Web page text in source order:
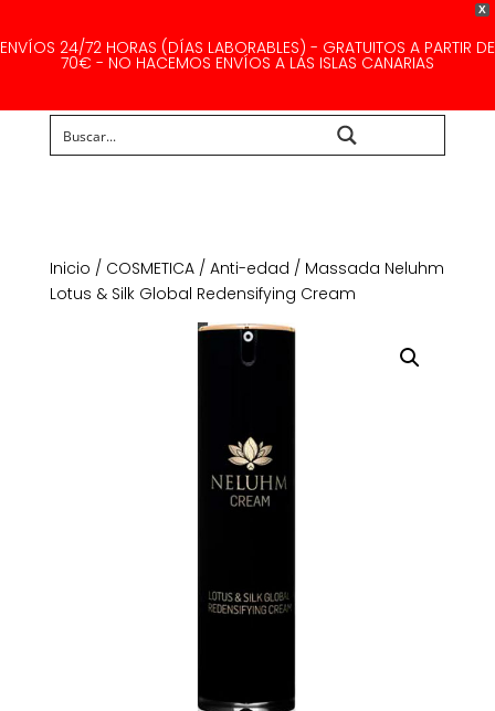
X
ENVÍOS 24/72 HORAS (DÍAS LABORABLES) - GRATUITOS A PARTIR DE
70€ - NO HACEMOS ENVÍOS A LAS ISLAS CANARIAS
Inicio / COSMETICA/ Anti-edad / Massada Neluhm
Lotus & Silk Global Redensifying Cream